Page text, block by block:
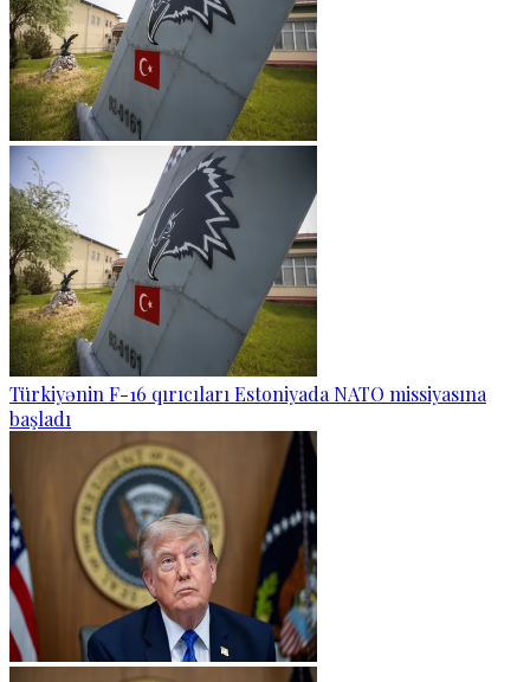
Türkiyənin F-16 qırıcıları Estoniyada NATO missiyasına
başladı